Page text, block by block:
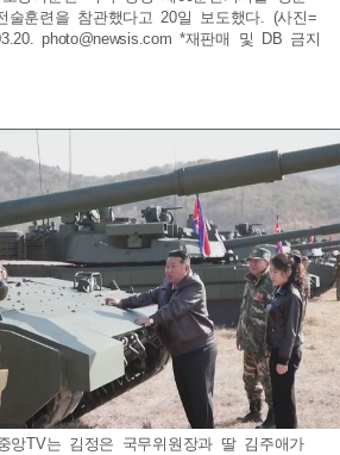
훈련을 참관했다고 20일 보도했다. (사진=
photo@newsis.com *재판매 및 DB 금지
앙TV는 김정은 국무위원장과 딸 김주애가